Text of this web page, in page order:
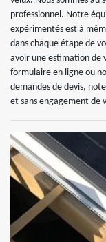
professionnel. Notre
expérimentés est à
dans chaque étape de
avoir une estimation de
formulaire en ligne ou
demandes de devis,
et sans engagement de